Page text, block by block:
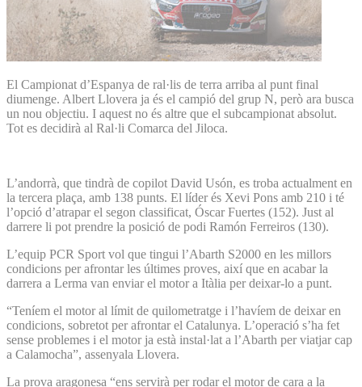
El Campionat d’Espanya de ral·lis de terra arriba al punt final
diumenge. Albert Llovera ja és el campió del grup N, però ara busca
un nou objectiu. I aquest no és altre que el subcampionat absolut.
Tot es decidirà al Ral·li Comarca del Jiloca.
L’andorrà, que tindrà de copilot David Usón, es troba actualment en
la tercera plaça, amb 138 punts. El líder és Xevi Pons amb 210 i té
l’opció d’atrapar el segon classificat, Óscar Fuertes (152). Just al
darrere li pot prendre la posició de podi Ramón Ferreiros (130).
L’equip PCR Sport vol que tingui l’Abarth S2000 en les millors
condicions per afrontar les últimes proves, així que en acabar la
darrera a Lerma van enviar el motor a Itàlia per deixar-lo a punt.
“Teníem el motor al límit de quilometratge i l’havíem de deixar en
condicions, sobretot per afrontar el Catalunya. L’operació s’ha fet
sense problemes i el motor ja està instal·lat a l’Abarth per viatjar cap
a Calamocha”, assenyala Llovera.
La prova aragonesa “ens servirà per rodar el motor de cara a la